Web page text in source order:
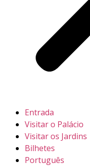
Entrada
Visitar o Palácio
Visitar os Jardins
Bilhetes
Português